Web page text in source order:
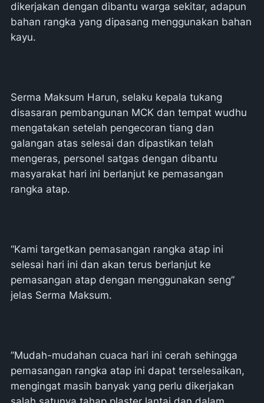
dikerjakan dengan dibantu warga sekitar, adapun
bahan rangka yang dipasang menggunakan bahan
kayu.
Serma Maksum Harun, selaku kepala tukang
disasaran pembangunan MCK dan tempat wudhu
mengatakan setelah pengecoran tiang dan
galangan atas selesai dan dipastikan telah
mengeras, personel satgas dengan dibantu
masyarakat hari ini berlanjut ke pemasangan
rangka atap.
“Kami targetkan pemasangan rangka atap ini
selesai hari ini dan akan terus berlanjut ke
pemasangan atap dengan menggunakan seng”
jelas Serma Maksum.
”Mudah-mudahan cuaca hari ini cerah sehingga
pemasangan rangka atap ini dapat terselesaikan,
mengingat masih banyak yang perlu dikerjakan